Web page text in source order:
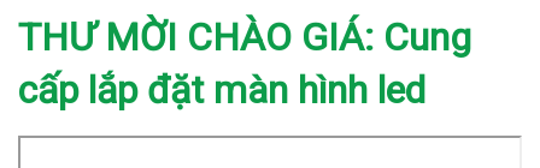
THƯ MỜI CHÀO GIÁ: Cung
cấp lắp đặt màn hình led